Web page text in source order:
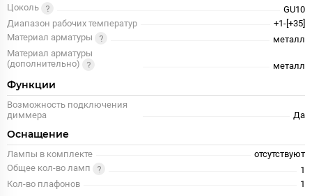
Цоколь
GU10
Диапазон рабочих температур
+1-[+35]
Материал арматуры
металл
Материал арматуры
(дополнительно)
металл
Функции
Возможность подключения
диммера
Да
Оснащение
Лампы в комплекте
отсутствуют
Общее кол-во ламп
1
Кол-во плафонов
1